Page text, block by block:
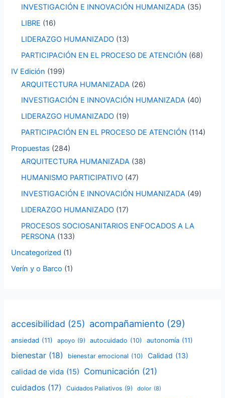
INVESTIGACIÓN E INNOVACIÓN HUMANIZADA (35)
LIBRE (16)
LIDERAZGO HUMANIZADO (13)
PARTICIPACIÓN EN EL PROCESO DE ATENCIÓN (68)
IV Edición (199)
ARQUITECTURA HUMANIZADA (26)
INVESTIGACIÓN E INNOVACIÓN HUMANIZADA (40)
LIDERAZGO HUMANIZADO (19)
PARTICIPACIÓN EN EL PROCESO DE ATENCIÓN (114)
Propuestas (284)
ARQUITECTURA HUMANIZADA (38)
HUMANISMO PARTICIPATIVO (47)
INVESTIGACIÓN E INNOVACIÓN HUMANIZADA (49)
LIDERAZGO HUMANIZADO (17)
PROCESOS SOCIOSANITARIOS ENFOCADOS A LA
PERSONA (133)
Uncategorized (1)
Verín y o Barco (1)
accesibilidad (25) acompañamiento (29)
ansiedad (11) apoyo (9) autocuidado (10) autonomía (11)
bienestar (18) bienestar emocional (10) Calidad (13)
calidad de vida (15) Comunicación (21)
cuidados (17) Cuidados Paliativos (9) dolor (8)